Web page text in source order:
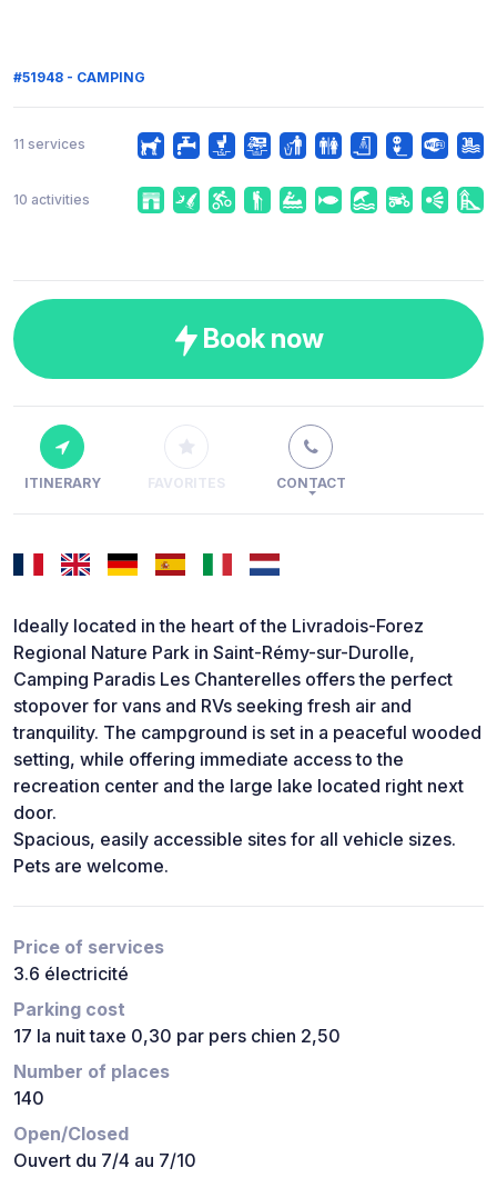
#51948 - CAMPING
11 services
10 activities
Book now
ITINERARY FAVORITES CONTACT
Ideally located in the heart of the Livradois-Forez
Regional Nature Park in Saint-Rémy-sur-Durolle,
Camping Paradis Les Chanterelles offers the perfect
stopover for vans and RVs seeking fresh air and
tranquility. The campground is set in a peaceful wooded
setting, while offering immediate access to the
recreation center and the large lake located right next
door.
Spacious, easily accessible sites for all vehicle sizes.
Pets are welcome.
Price of services
3.6 électricité
Parking cost
17 la nuit taxe 0,30 par pers chien 2,50
Number of places
140
Open/Closed
Ouvert du 7/4 au 7/10